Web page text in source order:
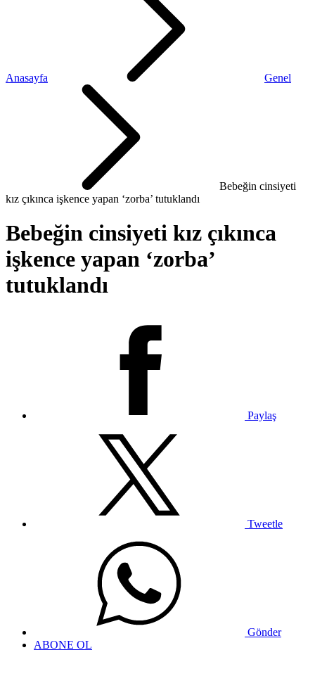
Anasayfa Genel
Bebeğin cinsiyeti
kız çıkınca işkence yapan ‘zorba’ tutuklandı
Bebeğin cinsiyeti kız çıkınca
işkence yapan ‘zorba’
tutuklandı
Paylaş
Tweetle
Gönder
ABONE OL